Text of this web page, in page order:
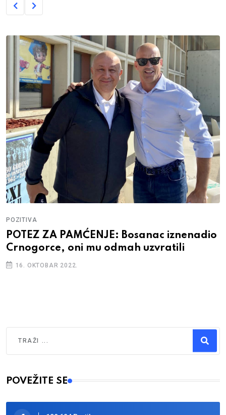
POZITIVA
POTEZ ZA PAMĆENJE: Bosanac iznenadio
Crnogorce, oni mu odmah uzvratili
16. OKTOBAR 2022.
Type 2 or more characters for results.
POVEŽITE SE